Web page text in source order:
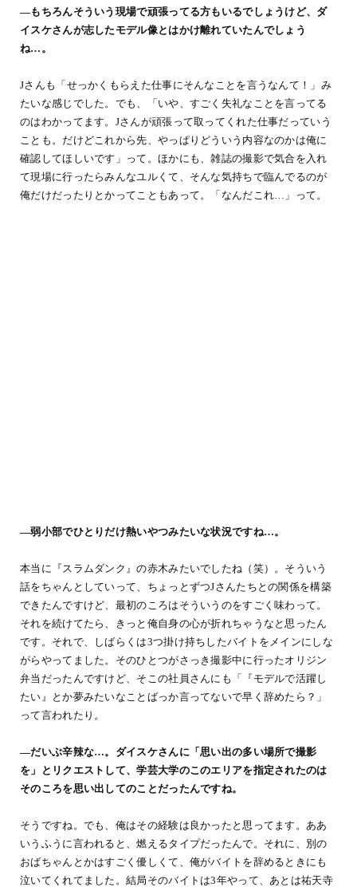
―もちろんそういう現場で頑張ってる方もいるでしょうけど、ダ
イスケさんが志したモデル像とはかけ離れていたんでしょう
ね…。
Jさんも「せっかくもらえた仕事にそんなことを言うなんて！」み
たいな感じでした。でも、「いや、すごく失礼なことを言ってる
のはわかってます。Jさんが頑張って取ってくれた仕事だっていう
ことも。だけどこれから先、やっぱりどういう内容なのかは俺に
確認してほしいです」って。ほかにも、雑誌の撮影で気合を入れ
て現場に行ったらみんなユルくて、そんな気持ちで臨んでるのが
俺だけだったりとかってこともあって。「なんだこれ…」って。
―弱小部でひとりだけ熱いやつみたいな状況ですね…。
本当に『スラムダンク』の赤木みたいでしたね（笑）。そういう
話をちゃんとしていって、ちょっとずつJさんたちとの関係を構築
できたんですけど、最初のころはそういうのをすごく味わって。
それを続けてたら、きっと俺自身の心が折れちゃうなと思ったん
です。それで、しばらくは3つ掛け持ちしたバイトをメインにしな
がらやってました。そのひとつがさっき撮影中に行ったオリジン
弁当だったんですけど、そこの社員さんにも「『モデルで活躍し
たい』とか夢みたいなことばっか言ってないで早く辞めたら？」
って言われたり。
―だいぶ辛辣な…。ダイスケさんに「思い出の多い場所で撮影
を」とリクエストして、学芸大学のこのエリアを指定されたのは
そのころを思い出してのことだったんですね。
そうですね。でも、俺はその経験は良かったと思ってます。ああ
いうふうに言われると、燃えるタイプだったんで。それに、別の
おばちゃんとかはすごく優しくて、俺がバイトを辞めるときにも
泣いてくれてました。結局そのバイトは3年やって、あとは祐天寺